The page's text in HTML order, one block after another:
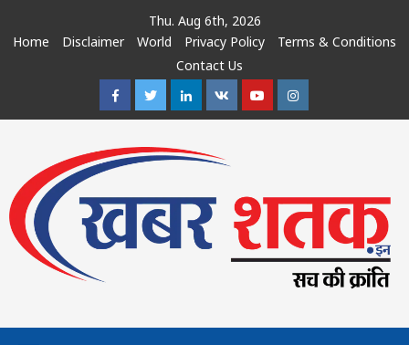
Thu. Aug 6th, 2026
Home
Disclaimer World Privacy Policy
Terms & Conditions
Contact Us
FacebookTwitterLinkedin
VK YoutubeInstagram